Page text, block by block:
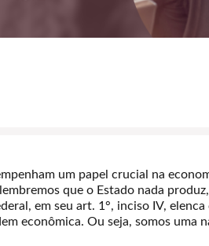
um papel crucial na
que o Estado nada
em seu art. 1°, inciso IV,
econômica. Ou seja, somos uma